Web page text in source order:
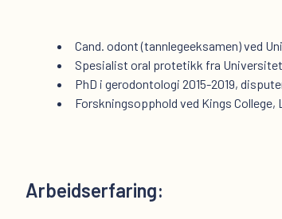
Cand. odont (tannlegeeksamen) ved
Spesialist oral protetikk fra
PhD i gerodontologi 2015-2019,
Forskningsopphold ved Kings College,
Arbeidserfaring: